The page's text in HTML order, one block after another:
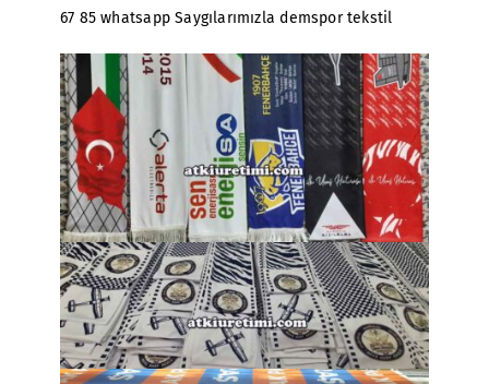
67 85 whatsapp Saygılarımızla demspor tekstil